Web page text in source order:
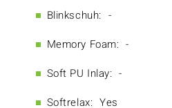
Blinkschuh: -
Memory Foam: -
Soft PU Inlay: -
Softrelax: Yes